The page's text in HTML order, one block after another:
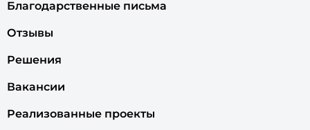
Благодарственные письма
Отзывы
Решения
Вакансии
Реализованные проекты